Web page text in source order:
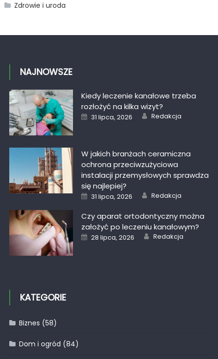
Zdrowie i uroda
NAJNOWSZE
Kiedy leczenie kanałowe trzeba
rozłożyć na kilka wizyt?
Posted
on
31 lipca, 2026 Author
Redakcja
W jakich branżach ceramiczna
ochrona przeciwzużyciowa
instalacji przemysłowych sprawdza
się najlepiej?
Posted
on
31 lipca, 2026 Author
Redakcja
Czy aparat ortodontyczny można
założyć po leczeniu kanałowym?
Posted
on
28 lipca, 2026 Author
Redakcja
KATEGORIE
Biznes (58)
Dom i ogród (84)